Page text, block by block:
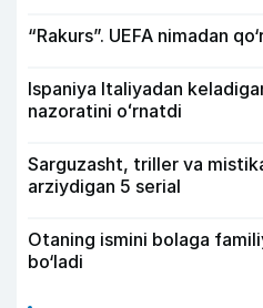
“Rakurs”. UEFA nimadan
Ispaniya Italiyadan
nazoratini oʻrnatdi
Sarguzasht, triller va
arziydigan 5 serial
Otaning ismini bolaga
bo‘ladi